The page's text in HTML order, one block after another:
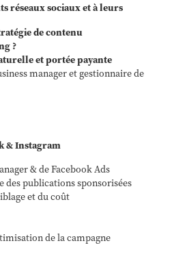
réseaux sociaux et à leurs
de contenu
?
et portée payante
manager et gestionnaire de
& Instagram
& de Facebook Ads
des publications sponsorisées
et du coût
de la campagne